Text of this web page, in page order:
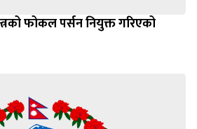
फोकल पर्सन नियुक्त गरिएको